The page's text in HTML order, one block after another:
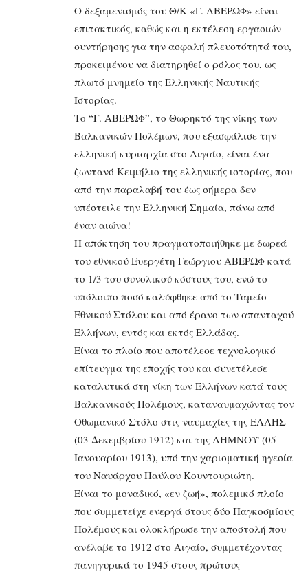
Ο δεξαμενισμός του Θ/Κ «Γ. ΑΒΕΡΩΦ» είναι
επιτακτικός, καθώς και η εκτέλεση εργασιών
συντήρησης για την ασφαλή πλευστότητά του,
προκειμένου να διατηρηθεί ο ρόλος του, ως
πλωτό μνημείο της Ελληνικής Ναυτικής
Ιστορίας.
Το “Γ. ΑΒΕΡΩΦ”, το Θωρηκτό της νίκης των
Βαλκανικών Πολέμων, που εξασφάλισε την
ελληνική κυριαρχία στο Αιγαίο, είναι ένα
ζωντανό Κειμήλιο της ελληνικής ιστορίας, που
από την παραλαβή του έως σήμερα δεν
υπέστειλε την Ελληνική Σημαία, πάνω από
έναν αιώνα!
Η απόκτηση του πραγματοποιήθηκε με δωρεά
του εθνικού Ευεργέτη Γεώργιου ΑΒΕΡΩΦ κατά
το 1/3 του συνολικού κόστους του, ενώ το
υπόλοιπο ποσό καλύφθηκε από το Ταμείο
Εθνικού Στόλου και από έρανο των απανταχού
Ελλήνων, εντός και εκτός Ελλάδας.
Είναι το πλοίο που αποτέλεσε τεχνολογικό
επίτευγμα της εποχής του και συνετέλεσε
καταλυτικά στη νίκη των Ελλήνων κατά τους
Βαλκανικούς Πολέμους, καταναυμαχώντας τον
Οθωμανικό Στόλο στις ναυμαχίες της ΕΛΛΗΣ
(03 Δεκεμβρίου 1912) και της ΛΗΜΝΟΥ (05
Ιανουαρίου 1913), υπό την χαρισματική ηγεσία
του Ναυάρχου Παύλου Κουντουριώτη.
Είναι το μοναδικό, «εν ζωή», πολεμικό πλοίο
που συμμετείχε ενεργά στους δύο Παγκοσμίους
Πολέμους και ολοκλήρωσε την αποστολή που
ανέλαβε το 1912 στο Αιγαίο, συμμετέχοντας
πανηγυρικά το 1945 στους πρώτους